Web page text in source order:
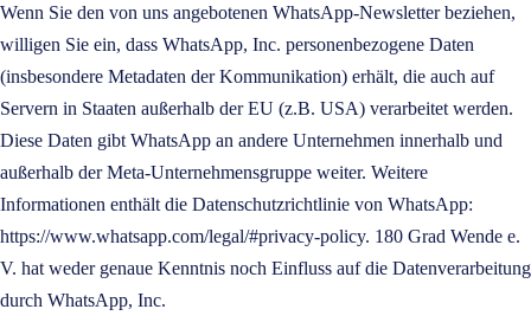
Wenn Sie den von uns angebotenen WhatsApp-Newsletter beziehen,
willigen Sie ein, dass WhatsApp, Inc. personenbezogene Daten
(insbesondere Metadaten der Kommunikation) erhält, die auch auf
Servern in Staaten außerhalb der EU (z.B. USA) verarbeitet werden.
Diese Daten gibt WhatsApp an andere Unternehmen innerhalb und
außerhalb der Meta-Unternehmensgruppe weiter. Weitere
Informationen enthält die Datenschutzrichtlinie von WhatsApp:
https://www.whatsapp.com/legal/#privacy-policy. 180 Grad Wende e.
V. hat weder genaue Kenntnis noch Einfluss auf die Datenverarbeitung
durch WhatsApp, Inc.